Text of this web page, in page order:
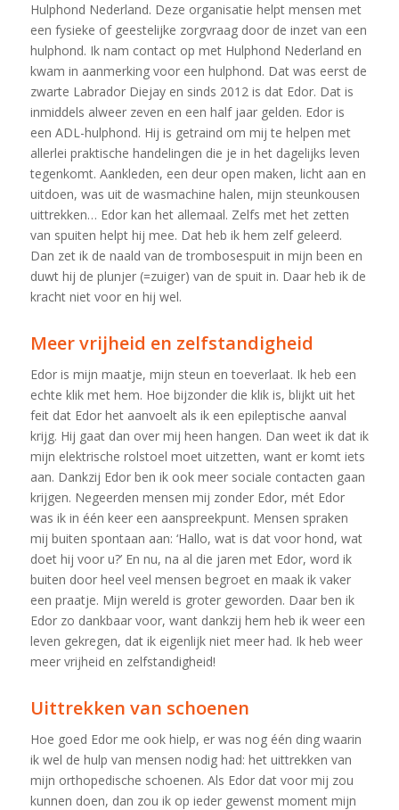
Hulphond Nederland. Deze organisatie helpt mensen met
een fysieke of geestelijke zorgvraag door de inzet van een
hulphond. Ik nam contact op met Hulphond Nederland en
kwam in aanmerking voor een hulphond. Dat was eerst de
zwarte Labrador Diejay en sinds 2012 is dat Edor. Dat is
inmiddels alweer zeven en een half jaar gelden. Edor is
een ADL-hulphond. Hij is getraind om mij te helpen met
allerlei praktische handelingen die je in het dagelijks leven
tegenkomt. Aankleden, een deur open maken, licht aan en
uitdoen, was uit de wasmachine halen, mijn steunkousen
uittrekken… Edor kan het allemaal. Zelfs met het zetten
van spuiten helpt hij mee. Dat heb ik hem zelf geleerd.
Dan zet ik de naald van de trombosespuit in mijn been en
duwt hij de plunjer (=zuiger) van de spuit in. Daar heb ik de
kracht niet voor en hij wel.
Meer vrijheid en zelfstandigheid
Edor is mijn maatje, mijn steun en toeverlaat. Ik heb een
echte klik met hem. Hoe bijzonder die klik is, blijkt uit het
feit dat Edor het aanvoelt als ik een epileptische aanval
krijg. Hij gaat dan over mij heen hangen. Dan weet ik dat ik
mijn elektrische rolstoel moet uitzetten, want er komt iets
aan. Dankzij Edor ben ik ook meer sociale contacten gaan
krijgen. Negeerden mensen mij zonder Edor, mét Edor
was ik in één keer een aanspreekpunt. Mensen spraken
mij buiten spontaan aan: ‘Hallo, wat is dat voor hond, wat
doet hij voor u?’ En nu, na al die jaren met Edor, word ik
buiten door heel veel mensen begroet en maak ik vaker
een praatje. Mijn wereld is groter geworden. Daar ben ik
Edor zo dankbaar voor, want dankzij hem heb ik weer een
leven gekregen, dat ik eigenlijk niet meer had. Ik heb weer
meer vrijheid en zelfstandigheid!
Uittrekken van schoenen
Hoe goed Edor me ook hielp, er was nog één ding waarin
ik wel de hulp van mensen nodig had: het uittrekken van
mijn orthopedische schoenen. Als Edor dat voor mij zou
kunnen doen, dan zou ik op ieder gewenst moment mijn